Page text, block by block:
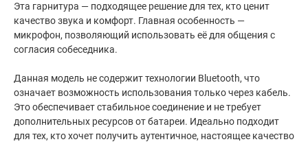
Эта гарнитура — подходящее решение для тех, кто ценит
качество звука и комфорт. Главная особенность —
микрофон, позволяющий использовать её для общения с
согласия собеседника.
Данная модель не содержит технологии Bluetooth, что
означает возможность использования только через кабель.
Это обеспечивает стабильное соединение и не требует
дополнительных ресурсов от батареи. Идеально подходит
для тех, кто хочет получить аутентичное, настоящее качество